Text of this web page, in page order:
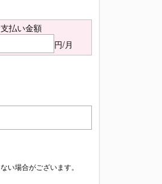
払い金額
円/月
い場合がございます。